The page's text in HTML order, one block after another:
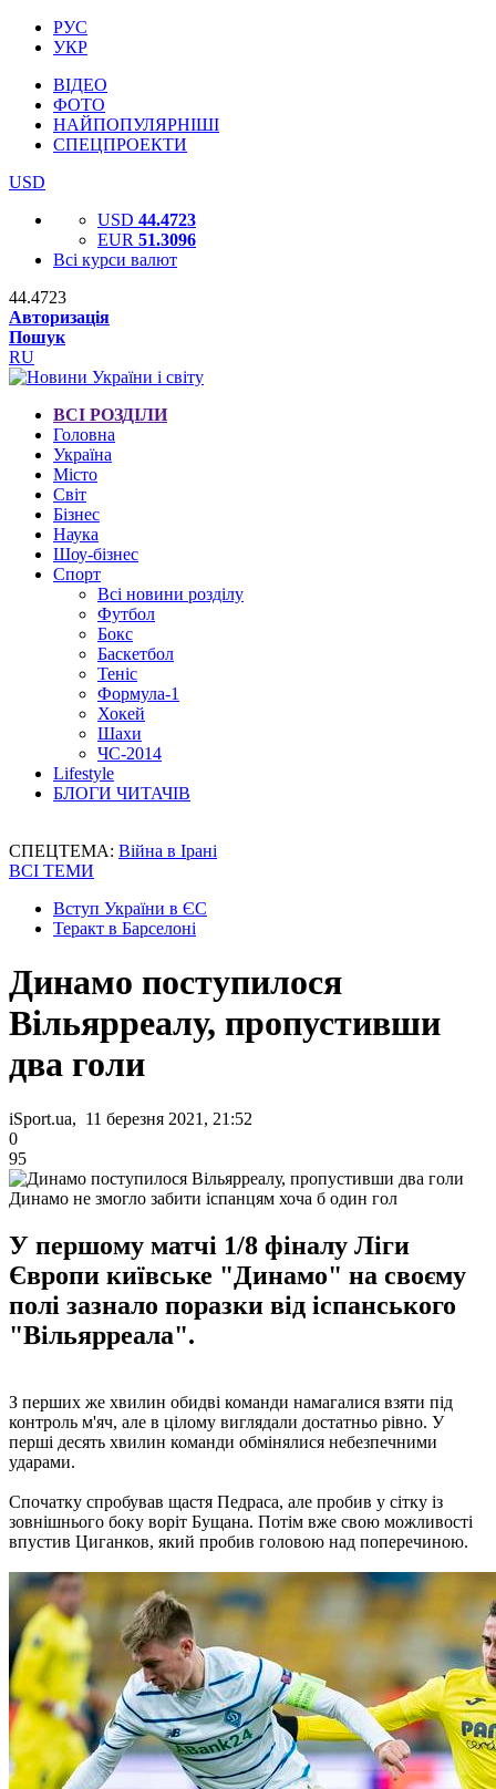
РУС
УКР
ВІДЕО
ФОТО
НАЙПОПУЛЯРНІШІ
СПЕЦПРОЕКТИ
USD
USD 44.4723
EUR 51.3096
Всі курси валют
44.4723
Авторизація
Пошук
RU
ВСІ РОЗДІЛИ
Головна
Україна
Місто
Світ
Бізнес
Наука
Шоу-бізнес
Спорт
Всі новини розділу
Футбол
Бокс
Баскетбол
Теніс
Формула-1
Хокей
Шахи
ЧС-2014
Lifestyle
БЛОГИ ЧИТАЧІВ
СПЕЦТЕМА: Війна в Ірані
ВСІ ТЕМИ
Вступ України в ЄС
Теракт в Барселоні
Динамо поступилося
Вільярреалу, пропустивши
два голи
iSport.ua, 11 березня 2021, 21:52
0
95
Динамо не змогло забити іспанцям хоча б один гол
У першому матчі 1/8 фіналу Ліги
Європи київське "Динамо" на своєму
полі зазнало поразки від іспанського
"Вільярреала".
З перших же хвилин обидві команди намагалися взяти під
контроль м'яч, але в цілому виглядали достатньо рівно. У
перші десять хвилин команди обмінялися небезпечними
ударами.
Спочатку спробував щастя Педраса, але пробив у сітку із
зовнішнього боку воріт Бущана. Потім вже свою можливості
впустив Циганков, який пробив головою над поперечиною.